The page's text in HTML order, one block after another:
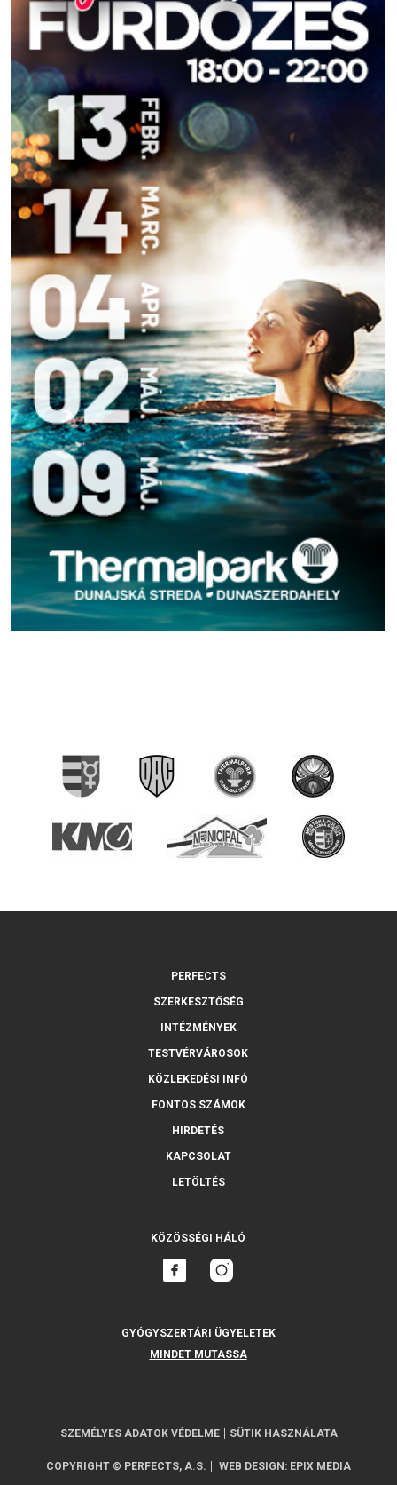
PERFECTS
SZERKESZTŐSÉG
INTÉZMÉNYEK
TESTVÉRVÁROSOK
KÖZLEKEDÉSI INFÓ
FONTOS SZÁMOK
HIRDETÉS
KAPCSOLAT
LETÖLTÉS
KÖZÖSSÉGI HÁLÓ
GYÓGYSZERTÁRI ÜGYELETEK
MINDET MUTASSA
SZEMÉLYES ADATOK VÉDELME SÜTIK HASZNÁLATA
COPYRIGHT © PERFECTS, A.S. WEB DESIGN: EPIX MEDIA